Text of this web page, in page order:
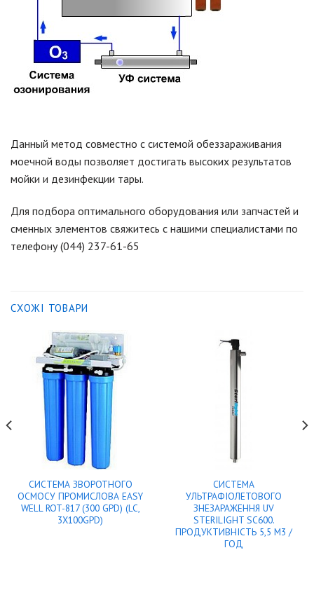
Данный метод совместно с системой обеззараживания
моечной воды позволяет достигать высоких результатов
мойки и дезинфекции тары.
Для подбора оптимального оборудования или запчастей и
сменных элементов свяжитесь с нашими специалистами по
телефону (044) 237-61-65
СХОЖІ ТОВАРИ
СИСТЕМА ЗВОРОТНОГО
ОСМОСУ ПРОМИСЛОВА EASY
WELL ROT-817 (300 GPD) (LC,
3X100GPD)
СИСТЕМА
УЛЬТРАФІОЛЕТОВОГО
ЗНЕЗАРАЖЕННЯ UV
STERILIGHT SC600.
ПРОДУКТИВНІСТЬ 5,5 М3 /
ГОД